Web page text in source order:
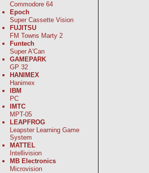
Commodore 64
Epoch
Super Cassette Vision
FUJITSU
FM Towns Marty 2
Funtech
Super A'Can
GAMEPARK
GP 32
HANIMEX
Hanimex
IBM
PC
IMTC
MPT-05
LEAPFROG
Leapster Learning Game
System
MATTEL
Intellivision
MB Electronics
Microvision